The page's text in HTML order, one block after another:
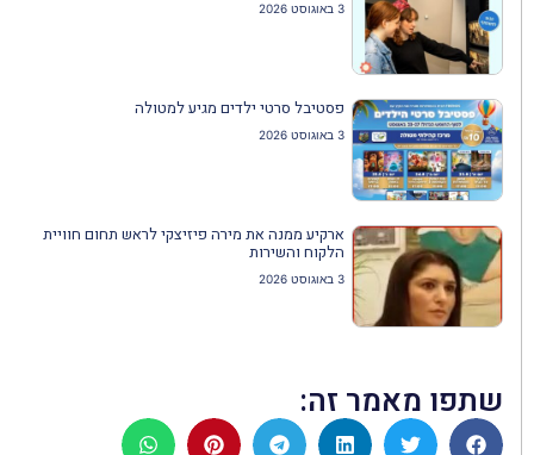
3 באוגוסט 2026
פסטיבל סרטי ילדים מגיע למטולה
3 באוגוסט 2026
ארקיע ממנה את מירה פיזיצקי לראש תחום חוויית
הלקוח והשירות
3 באוגוסט 2026
שתפו מאמר זה: